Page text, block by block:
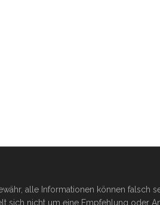
alle Informationen können
sich nicht um eine Empfehlung oder